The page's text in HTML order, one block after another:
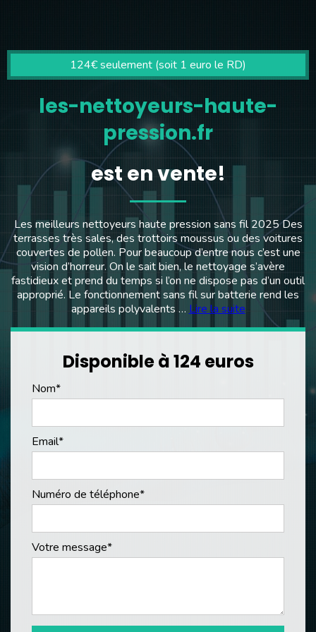
124€ seulement (soit 1 euro le RD)
les-nettoyeurs-haute-
pression.fr
est en vente!
Les meilleurs nettoyeurs haute pression sans fil 2025 Des
terrasses très sales, des trottoirs moussus ou des voitures
couvertes de pollen. Pour beaucoup d’entre nous c’est une
vision d’horreur. On le sait bien, le nettoyage s’avère
fastidieux et prend du temps si l’on ne dispose pas d’un outil
approprié. Le fonctionnement sans fil sur batterie rend les
appareils polyvalents … Lire la suite
Disponible à 124 euros
Nom*
Email*
Numéro de téléphone*
Votre message*